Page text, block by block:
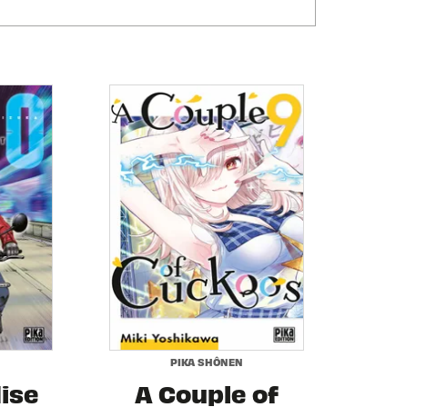
PIKA SHÔNEN
A Couple of